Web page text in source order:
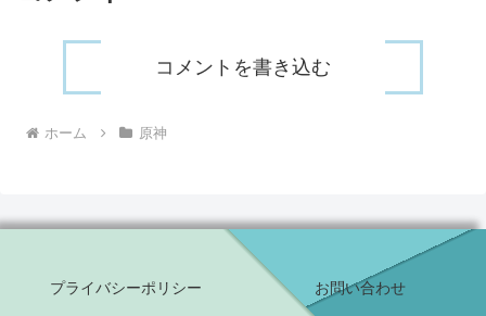
コメントを書き込む
ホーム 原神
プライバシーポリシー お問い合わせ